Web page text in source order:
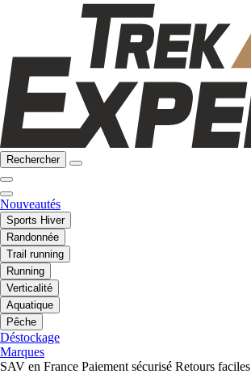
Rechercher
Nouveautés
Sports Hiver
Randonnée
Trail running
Running
Verticalité
Aquatique
Pêche
Déstockage
Marques
SAV en France Paiement sécurisé Retours faciles